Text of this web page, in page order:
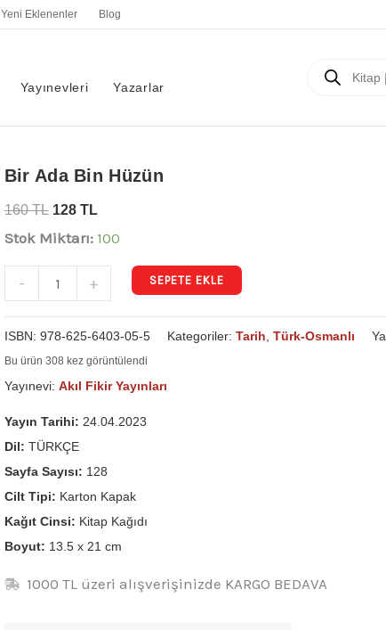
Yeni Eklenenler Blog
Yayınevleri Yazarlar
search
Bir Ada Bin Hüzün
160TL 128 TL
Stok Miktarı: 100
-
Bir
Hüzün
+ SEPETE EKLE
ISBN: 978-625-6403-05-5 Kategoriler: Tarih, Türk-Osmanlı
Bu ürün 308 kez görüntülendi
Yayınevi: Akıl Fikir Yayınları
Yayın Tarihi: 24.04.2023
Dil: TÜRKÇE
Sayfa Sayısı: 128
Cilt Tipi: Karton Kapak
Kağıt Cinsi: Kitap Kağıdı
Boyut: 13.5 x 21 cm
1000 TL üzeri alışverişinizde KARGO BEDAVA